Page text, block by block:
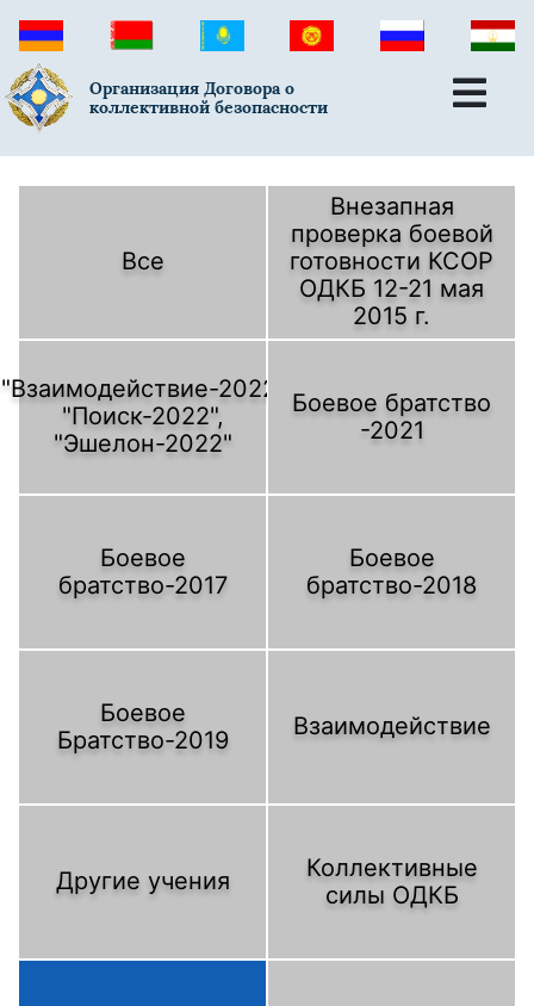
Организация Договора о
коллективной безопасности
Все
Внезапная
проверка боевой
готовности КСОР
ОДКБ 12-21 мая
2015 г.
"Взаимодействие-2022,
"Поиск-2022",
"Эшелон-2022"
Боевое братство
-2021
Боевое
братство-2017
Боевое
братство-2018
Боевое
Братство-2019
Взаимодействие
Другие учения
Коллективные
силы ОДКБ